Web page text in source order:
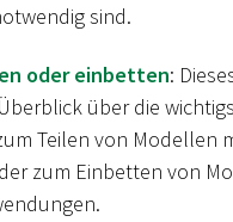
sind.
oder einbetten:
über die
Teilen von Modellen
zum Einbetten von